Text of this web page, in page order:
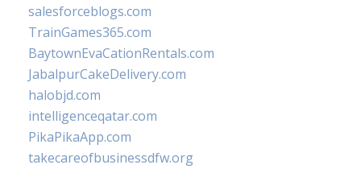
salesforceblogs.com
TrainGames365.com
BaytownEvaCationRentals.com
JabalpurCakeDelivery.com
halobjd.com
intelligenceqatar.com
PikaPikaApp.com
takecareofbusinessdfw.org